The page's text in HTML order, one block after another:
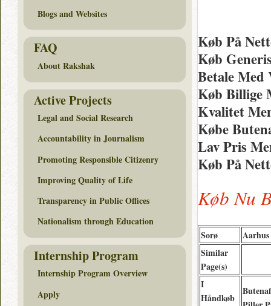
Køb På
Køb
Betale Med
Køb Billige
Kvalitet
Købe
Lav Pris
Køb På
Køb Nu
Sorø
Aarhus
Similar
Page(s)
I
Håndkøb
Blogs and Websites
FAQ
About Rakshak
Active Projects
Legal and Social Research
Accountability in Journalism
Promoting Responsible Citizenry
Improving Quality of Life
Transparency in Public Offices
Nationalism through Education
Internship Program
Internship Program Overview
Apply